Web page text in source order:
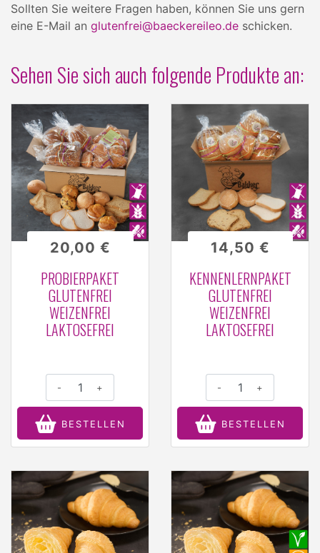
Sollten Sie weitere Fragen haben, können Sie uns gern
eine E-Mail an glutenfrei@baeckereileo.de schicken.
Sehen Sie sich auch folgende Produkte an:
PROBIERPAKET
GLUTENFREI
WEIZENFREI
LAKTOSEFREI
20,00 €
- +
BESTELLEN
KENNENLERNPAKET
GLUTENFREI
WEIZENFREI
LAKTOSEFREI
14,50 €
- +
BESTELLEN